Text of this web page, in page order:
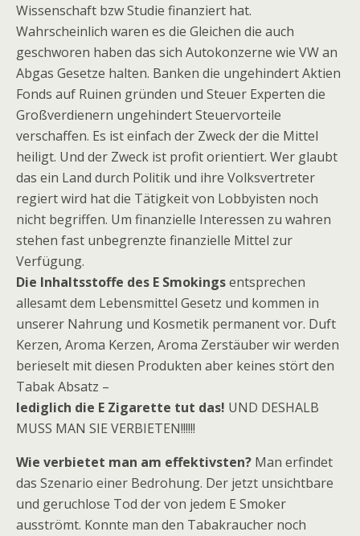
Wissenschaft bzw Studie finanziert hat.
Wahrscheinlich waren es die Gleichen die auch
geschworen haben das sich Autokonzerne wie VW an
Abgas Gesetze halten. Banken die ungehindert Aktien
Fonds auf Ruinen gründen und Steuer Experten die
Großverdienern ungehindert Steuervorteile
verschaffen. Es ist einfach der Zweck der die Mittel
heiligt. Und der Zweck ist profit orientiert. Wer glaubt
das ein Land durch Politik und ihre Volksvertreter
regiert wird hat die Tätigkeit von Lobbyisten noch
nicht begriffen. Um finanzielle Interessen zu wahren
stehen fast unbegrenzte finanzielle Mittel zur
Verfügung.
Die Inhaltsstoffe des E Smokingsentsprechen
allesamt dem Lebensmittel Gesetz und kommen in
unserer Nahrung und Kosmetik permanent vor. Duft
Kerzen, Aroma Kerzen, Aroma Zerstäuber wir werden
berieselt mit diesen Produkten aber keines stört den
Tabak Absatz –
lediglich die E Zigarette tut das! UND DESHALB
MUSS MAN SIE VERBIETEN!!!!!!
Wie verbietet man am effektivsten? Man erfindet
das Szenario einer Bedrohung. Der jetzt unsichtbare
und geruchlose Tod der von jedem E Smoker
ausströmt. Konnte man den Tabakraucher noch